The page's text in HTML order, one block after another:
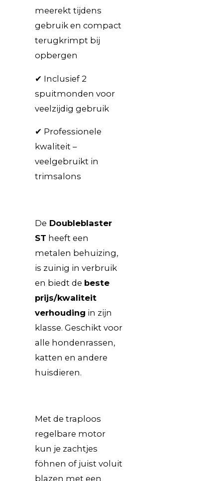
meerekt tijdens
gebruik en compact
terugkrimpt bij
opbergen
✔ Inclusief 2
spuitmonden voor
veelzijdig gebruik
✔ Professionele
kwaliteit –
veelgebruikt in
trimsalons
De Doubleblaster
ST heeft een
metalen behuizing,
is zuinig in verbruik
en biedt de beste
prijs/kwaliteit
verhouding in zijn
klasse. Geschikt voor
alle hondenrassen,
katten en andere
huisdieren.
Met de traploos
regelbare motor
kun je zachtjes
föhnen of juist voluit
blazen met een